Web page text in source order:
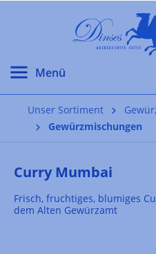
Unser Sortiment
Gewürzmischungen
Curry Mumbai
Frisch, fruchtiges, blumiges
dem Alten Gewürzamt